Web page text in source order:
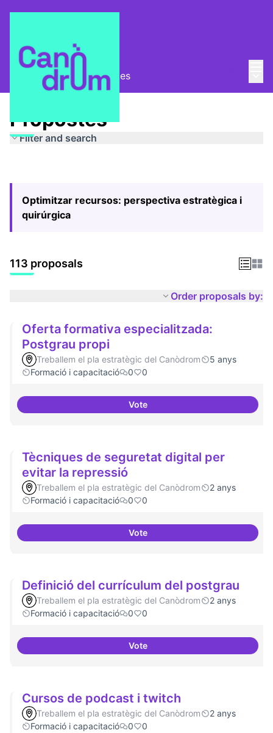
Pla Estratègic Propostes
Propostes
Filter and search
Optimitzar recursos: perspectiva estratègica i
quirúrgica
113 proposals
Order proposals by:
Oferta formativa especialitzada:
Postgrau propi
Treballem el pla estratègic del Canòdrom
5 anys
Formació i capacitació
0 0
VoteOferta formativa
Tècniques de seguretat digital per
evitar la repressió
Treballem el pla estratègic del Canòdrom
2 anys
Formació i capacitació
0 0
VoteTècniques de seguretat digital
Definició del currículum del postgrau
Treballem el pla estratègic del Canòdrom
2 anys
Formació i capacitació
0 0
VoteDefinició del currículum del
Cursos de podcast i twitch
Treballem el pla estratègic del Canòdrom
2 anys
Formació i capacitació
0 0